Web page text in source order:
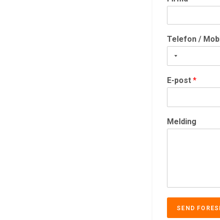
Telefon /
E-post*
Melding
SEND